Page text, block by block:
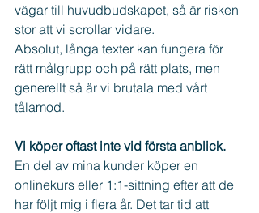
vägar till huvudbudskapet, så är risken
stor att vi scrollar vidare.
Absolut, långa texter kan fungera för
rätt målgrupp och på rätt plats, men
generellt så är vi brutala med vårt
tålamod.
Vi köper oftast inte vid första anblick.
En del av mina kunder köper en
onlinekurs eller 1:1-sittning efter att de
har följt mig i flera år. Det tar tid att